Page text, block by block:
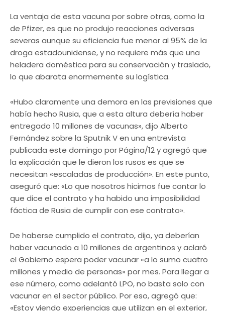
La ventaja de esta vacuna por sobre otras, como la
de Pfizer, es que no produjo reacciones adversas
severas aunque su eficiencia fue menor al 95% de la
droga estadounidense, y no requiere más que una
heladera doméstica para su conservación y traslado,
lo que abarata enormemente su logística.
«Hubo claramente una demora en las previsiones que
había hecho Rusia, que a esta altura debería haber
entregado 10 millones de vacunas», dijo Alberto
Fernández sobre la Sputnik V en una entrevista
publicada este domingo por Página/12 y agregó que
la explicación que le dieron los rusos es que se
necesitan «escaladas de producción». En este punto,
aseguró que: «Lo que nosotros hicimos fue contar lo
que dice el contrato y ha habido una imposibilidad
fáctica de Rusia de cumplir con ese contrato».
De haberse cumplido el contrato, dijo, ya deberían
haber vacunado a 10 millones de argentinos y aclaró
el Gobierno espera poder vacunar «a lo sumo cuatro
millones y medio de personas» por mes. Para llegar a
ese número, como adelantó LPO, no basta solo con
vacunar en el sector público. Por eso, agregó que:
«Estoy viendo experiencias que utilizan en el exterior,